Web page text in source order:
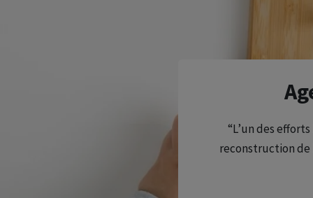
“L’un des
reconstruction de